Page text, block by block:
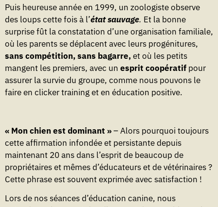
Puis heureuse année en 1999, un zoologiste observe
des loups cette fois à l’état sauvage. Et la bonne
surprise fût la constatation d’une organisation familiale,
où les parents se déplacent avec leurs progénitures,
sans compétition, sans bagarre,et où les petits
mangent les premiers, avec un esprit coopératif pour
assurer la survie du groupe, comme nous pouvons le
faire en clicker training et en éducation positive.
« Mon chien est dominant »– Alors pourquoi toujours
cette affirmation infondée et persistante depuis
maintenant 20 ans dans l’esprit de beaucoup de
propriétaires et mêmes d’éducateurs et de vétérinaires ?
Cette phrase est souvent exprimée avec satisfaction !
Lors de nos séances d’éducation canine, nous